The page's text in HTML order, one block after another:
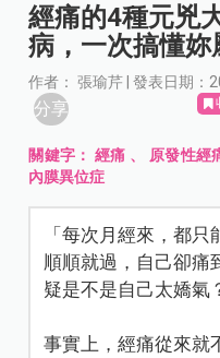
經痛的4種元兇
病，一次搞懂妳
作者： 張瑜芹 | 發表日期：
分享
關鍵字：經痛 、 原發性經
內膜異位症
「每次月經來，都
順順就過，自己卻痛
疑是不是自己太嬌氣
事實上，經痛從來就